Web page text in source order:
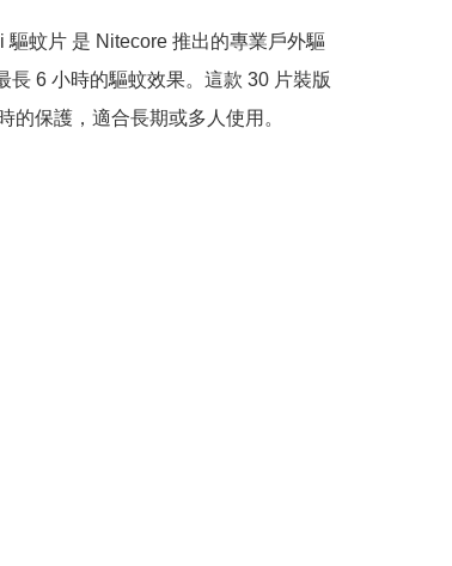
驅蚊片 是 Nitecore 推出的專業戶外驅
長 6 小時的驅蚊效果。這款 30 片裝版